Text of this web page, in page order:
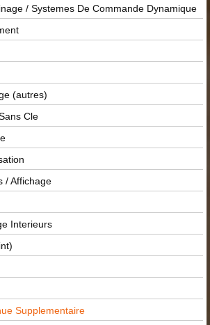
/ Systemes De Commande Dynamique
(autres)
Cle
/ Affichage
Interieurs
Supplementaire